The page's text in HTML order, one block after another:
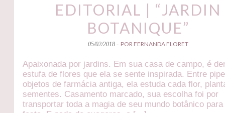
EDITORIAL | “JARDIN
BOTANIQUE”
05/02/2018 - POR FERNANDA FLORET
Apaixonada por jardins. Em sua casa de campo, é
estufa de flores que ela se sente inspirada. Entre
objetos de farmácia antiga, ela estuda cada flor,
sementes. Casamento marcado, sua escolha foi por
transportar toda a magia de seu mundo botânico para